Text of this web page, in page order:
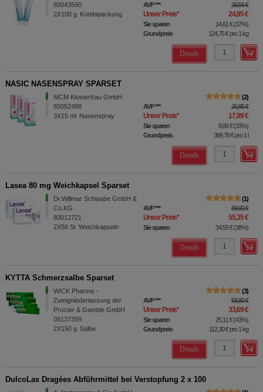
80043590
2X100 g Kombipackung
AVP*** 39,56 €
Unser Preis* 24,95 €
Sie sparen 14,61 €(37%)
Grundpreis
124,75 €pro 1 kg
Details
NASIC NASENSPRAY SPARSET
MCM Klosterfrau GmbH
80052488
3X15 ml Nasenspray
2
AVP*** 26,85 €
Unser Preis* 17,99 €
Sie sparen 8,86 €(33%)
Grundpreis
399,78 €pro 1 l
Details
Lasea 80 mg Weichkapsel Sparset
Dr.Willmar Schwabe GmbH &
Co.KG
80012721
2X56 St Weichkapseln
1
AVP*** 89,90 €
Unser Preis* 55,35 €
Sie sparen 34,55 €(38%)
Details
KYTTA Schmerzsalbe Sparset
WICK Pharma -
Zweigniederlassung der
Procter & Gamble GmbH
08137359
2X150 g Salbe
3
AVP*** 58,80 €
Unser Preis* 33,69 €
Sie sparen 25,11 €(43%)
Grundpreis
112,30 €pro 1 kg
Details
DulcoLax Dragées Abführmittel bei Verstopfung 2 x 100